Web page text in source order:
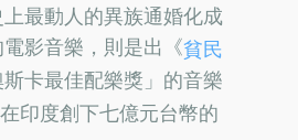
最動人的異族通婚化成
影音樂，則是出《貧民
卡最佳配樂獎」的音樂
印度創下七億元台幣的